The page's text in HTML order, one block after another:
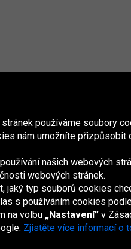
Italia MagyarországNederland
používáme soubory
nám umožníte přizpůsobit
našich webových
webových stránek.
jaký typ souborů cookies
s používáním cookies
na volbu „Nastavení” v
Zjistěte více informací o